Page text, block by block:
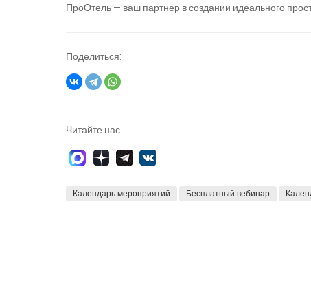
ПроОтель — ваш партнер в создании идеального
Поделиться:
Читайте нас:
Календарь мероприятий Бесплатный вебинар